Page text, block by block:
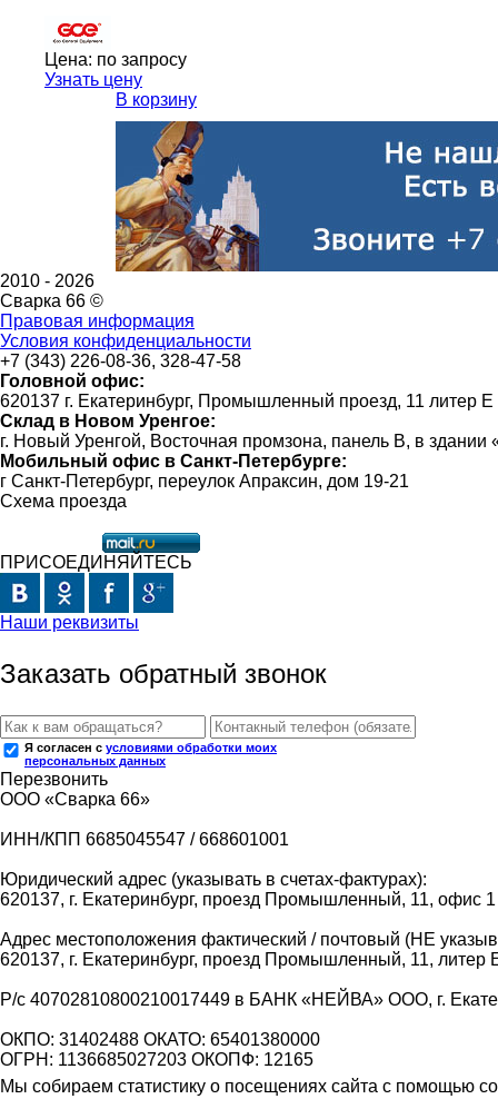
Цена: по запросу
Узнать цену
В корзину
2010 - 2026
Сварка 66 ©
Правовая информация
Условия конфиденциальности
+7 (343) 226-08-36, 328-47-58
Головной офис:
620137 г. Екатеринбург, Промышленный проезд, 11 литер Е
Склад в Новом Уренгое:
г. Новый Уренгой, Восточная промзона, панель В, в
Мобильный офис в Санкт-Петербурге:
г Санкт-Петербург, переулок Апраксин, дом 19-21
Схема проезда
ПРИСОЕДИНЯЙТЕСЬ
Наши реквизиты
Заказать обратный звонок
Я согласен с условиями обработки моих
персональных данных
Перезвонить
ООО «Сварка 66»
ИНН/КПП 6685045547 / 668601001
Юридический адрес (указывать в счетах-фактурах):
620137, г. Екатеринбург, проезд Промышленный, 11, офис 1
Адрес местоположения фактический / почтовый (НЕ
620137, г. Екатеринбург, проезд Промышленный, 11, литер
Р/с 40702810800210017449 в БАНК «НЕЙВА» ООО, г.
ОКПО: 31402488 ОКАТО: 65401380000
ОГРН: 1136685027203 ОКОПФ: 12165
Мы собираем статистику о посещениях сайта с помощью